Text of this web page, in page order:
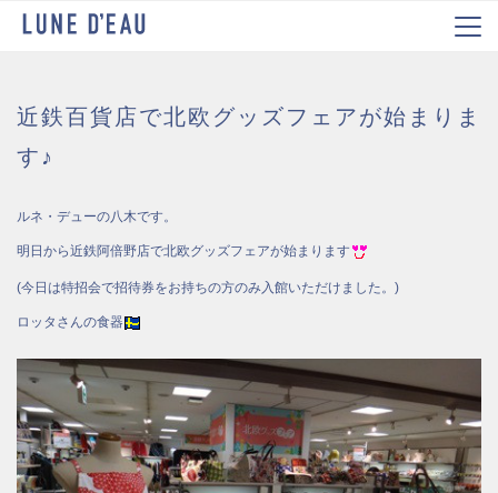
近鉄百貨店で北欧グッズフェアが始まりま
す♪
ルネ・デューの八木です。
明日から近鉄阿倍野店で北欧グッズフェアが始まります
(今日は特招会で招待券をお持ちの方のみ入館いただけました。)
ロッタさんの食器